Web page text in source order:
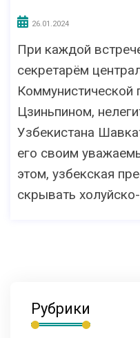
26.01.2024
При каждой
секретарём
Коммунистической
Цзиньпином,
Узбекистана
его своим
этом, узбекская
скрывать
Рубрики